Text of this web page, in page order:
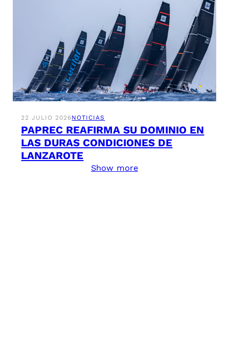
22 JULIO 2026NOTICIAS
PAPREC REAFIRMA SU DOMINIO EN
LAS DURAS CONDICIONES DE
LANZAROTE
Show more